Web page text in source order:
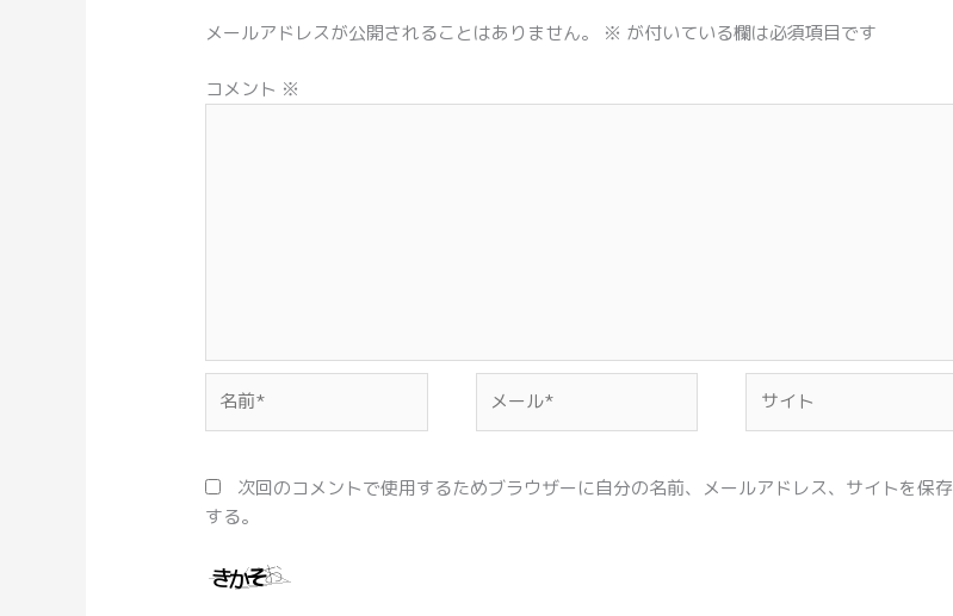
メールアドレスが公開されることはありません。 ※ が付いている欄は必須項目です
コメント ※
次回のコメントで使用するためブラウザーに自分の名前、メールアドレス、サイトを保存
する。